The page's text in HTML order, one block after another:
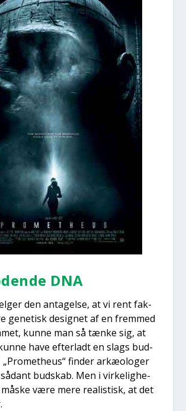
DNA
den anta­gel­se, at vi rent fak­
gene­tisk desig­net af en frem­med
kun­ne man så tæn­ke sig, at
have efter­ladt en slags bud­
„Pro­met­heus“ fin­der arkæ­o­lo­ger
bud­skab. Men i vir­ke­lig­he­
være mere rea­li­stisk, at det